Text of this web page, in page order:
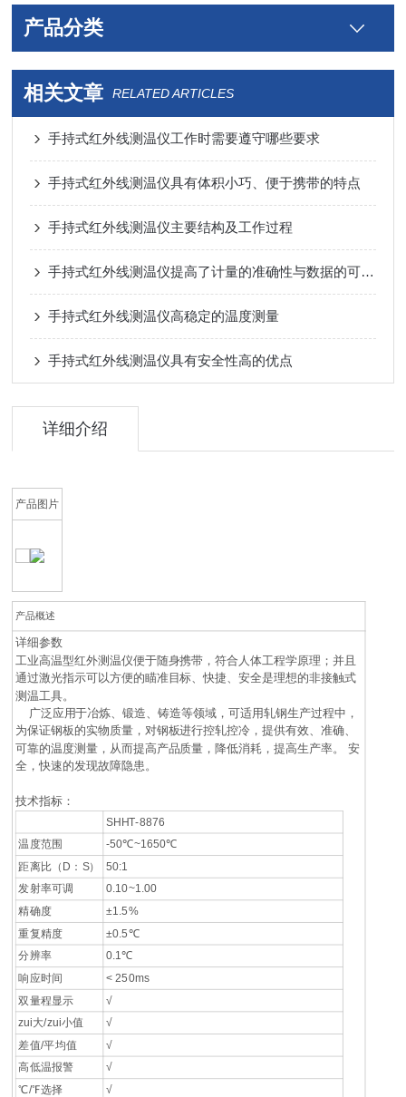
产品分类
相关文章 RELATED ARTICLES
手持式红外线测温仪工作时需要遵守哪些要求
手持式红外线测温仪具有体积小巧、便于携带的特点
手持式红外线测温仪主要结构及工作过程
手持式红外线测温仪提高了计量的准确性与数据的可信度
手持式红外线测温仪高稳定的温度测量
手持式红外线测温仪具有安全性高的优点
详细介绍
产品图片
产品概述
详细参数
工业高温型红外测温仪便于随身携带，符合人体工程学原理；并且
通过激光指示可以方便的瞄准目标、快捷、安全是理想的非接触式
测温工具。
广泛应用于冶炼、锻造、铸造等领域，可适用轧钢生产过程中，
为保证钢板的实物质量，对钢板进行控轧控冷，提供有效、准确、
可靠的温度测量，从而提高产品质量，降低消耗，提高生产率。 安
全，快速的发现故障隐患。
技术指标：
SHHT-8876
温度范围
-50℃~1650℃
距离比（D：S） 50:1
发射率可调 0.10~1.00
精确度 ±1.5%
重复精度
±0.5℃
分辨率
0.1℃
响应时间
< 250ms
双量程显示
√
zui大/zui小值
√
差值/平均值
√
高低温报警
√
℃/℉选择
√